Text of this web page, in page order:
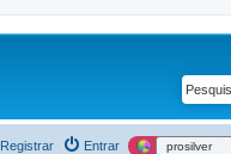
Entrar
Registrar